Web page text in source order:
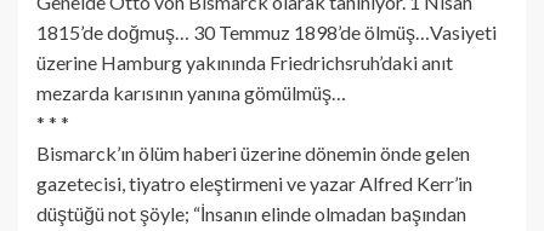
1815’de doğmuş… 30 Temmuz 1898’de ölmüş…Vasiyeti
üzerine Hamburg yakınında Friedrichsruh’daki anıt
mezarda karısının yanına gömülmüş…
* * *
Bismarck’ın ölüm haberi üzerine dönemin önde gelen
gazetecisi, tiyatro eleştirmeni ve yazar Alfred Kerr’in
düştüğü not şöyle; “İnsanın elinde olmadan başından